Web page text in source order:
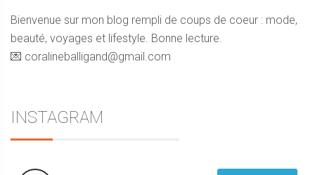
Bienvenue sur mon blog rempli de coups de coeur : mode,
beauté, voyages et lifestyle. Bonne lecture.
💌 coralineballigand@gmail.com
INSTAGRAM